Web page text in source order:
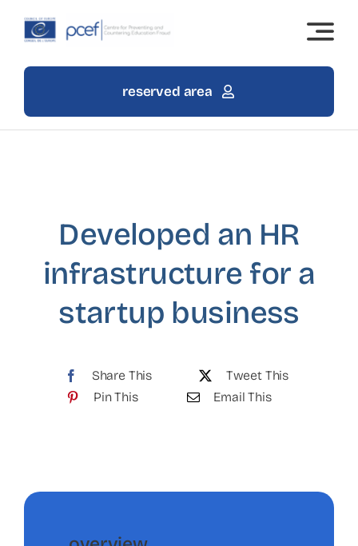
reserved area
Developed an HR
infrastructure for a
startup business
Share This
Tweet This
Pin This
Email This